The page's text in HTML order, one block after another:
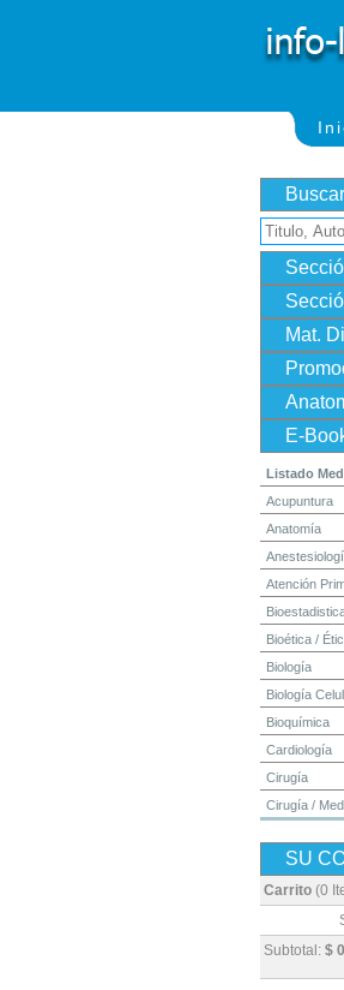
Buscar
Mat.
E-
Listado
Acupuntura
Anatomía
Atención
Bioética /
Biología
Biología
Bioquímica
Cardiología
Cirugía
Cirugía /
Dermatología
Diagnóstico
Embriología
SU
Carrito (0
Subtotal: $